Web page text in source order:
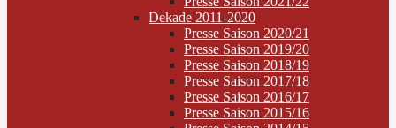
Dekade 2011-2020
Presse Saison 2020/21
Presse Saison 2019/20
Presse Saison 2018/19
Presse Saison 2017/18
Presse Saison 2016/17
Presse Saison 2015/16